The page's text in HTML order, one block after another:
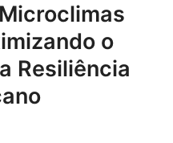
o
Resiliência